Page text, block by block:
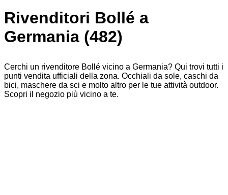
Rivenditori Bollé a
Germania (482)
Cerchi un rivenditore Bollé vicino a Germania? Qui trovi tutti i
punti vendita ufficiali della zona. Occhiali da sole, caschi da
bici, maschere da sci e molto altro per le tue attività outdoor.
Scopri il negozio più vicino a te.